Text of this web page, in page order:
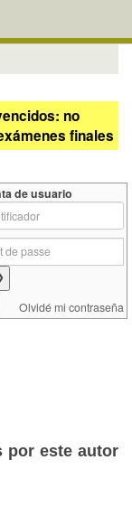
no
finales
por este autor
de usuario
Olvidé mi contraseña